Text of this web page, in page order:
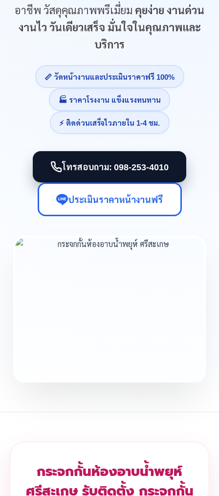
อาชีพ วัสดุคุณภาพพรีเมี่ยม คุยง่าย งานด่วน
งานไว วันเดียวเสร็จ มั่นใจในคุณภาพและ
บริการ
📏 วัดหน้างานและประเมินราคาฟรี 100%
🏭 ราคาโรงงาน แข็งแรงทนทาน
⚡ ติดด่วนเสร็จไวภายใน 1-4 ชม.
โทรสอบถาม: 098-253-4010
ประเมินราคาหน้างานฟรี
กระจกกั้นห้องอาบน้ำพยุห์
ศรีสะเกษ รับติดตั้ง กระจกกั้น